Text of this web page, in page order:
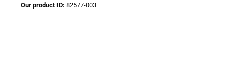
Our product ID: 82577-003